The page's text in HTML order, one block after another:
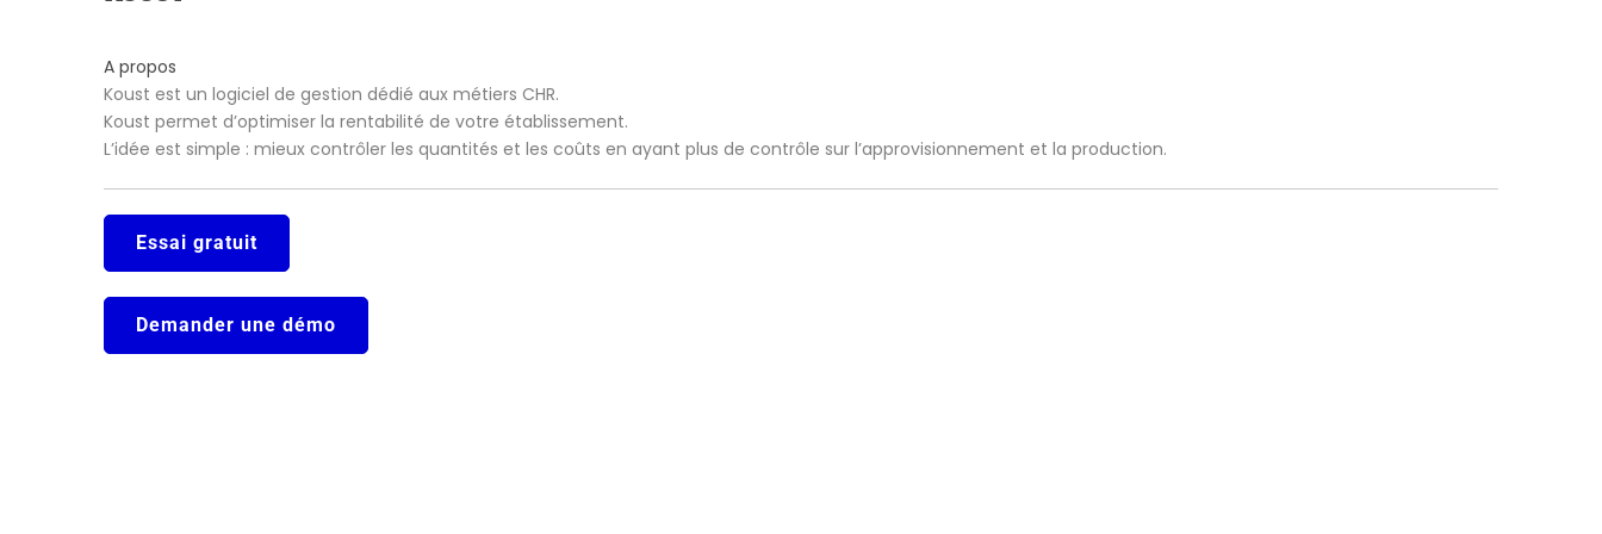
A propos
Koust est un logiciel de gestion dédié aux métiers CHR.
Koust permet d’optimiser la rentabilité de votre établissement.
L’idée est simple : mieux contrôler les quantités et les coûts en ayant plus de contrôle sur l’approvisionnement et la production.
Essai gratuit
Demander une démo